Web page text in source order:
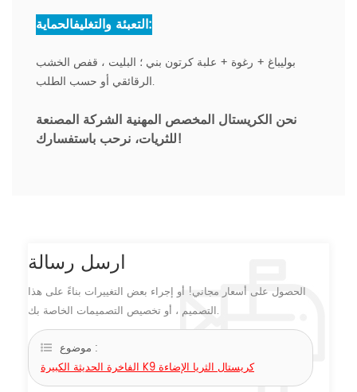
التعبئة والتغليفالحماية:
بوليباغ + رغوة + علبة كرتون بني ؛ البليت ، قفص الخشب
الرقائقي أو حسب الطلب.
نحن الكريستال المخصص المهنية الشركة المصنعة
للثريات،نرحب باستفسارك!
ارسل رسالة
الحصول على أسعار مجاني! أو إجراء بعض التغييرات بناءً على هذا
التصميم ، أو تخصيص التصميمات الخاصة بك.
موضوع :
الفاخرة الحديثة الكبيرة K9 كريستال الثريا الإضاءة